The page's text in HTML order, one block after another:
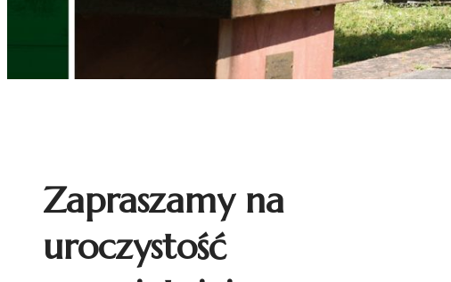
Zapraszamy na
uroczystość